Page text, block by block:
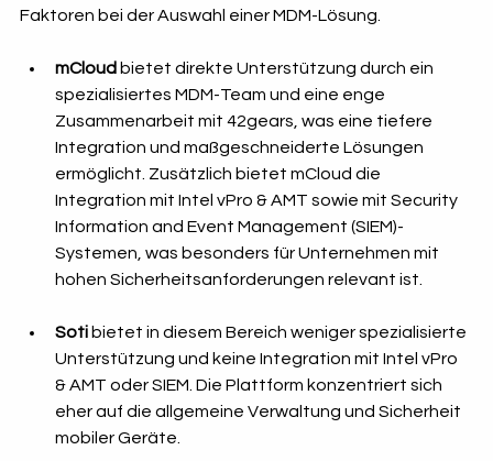
Faktoren bei der Auswahl einer MDM-Lösung.
mCloud bietet direkte Unterstützung durch ein
spezialisiertes MDM-Team und eine enge
Zusammenarbeit mit 42gears, was eine tiefere
Integration und maßgeschneiderte Lösungen
ermöglicht. Zusätzlich bietet mCloud die
Integration mit Intel vPro & AMT sowie mit Security
Information and Event Management (SIEM)-
Systemen, was besonders für Unternehmen mit
hohen Sicherheitsanforderungen relevant ist.
Soti bietet in diesem Bereich weniger spezialisierte
Unterstützung und keine Integration mit Intel vPro
& AMT oder SIEM. Die Plattform konzentriert sich
eher auf die allgemeine Verwaltung und Sicherheit
mobiler Geräte.